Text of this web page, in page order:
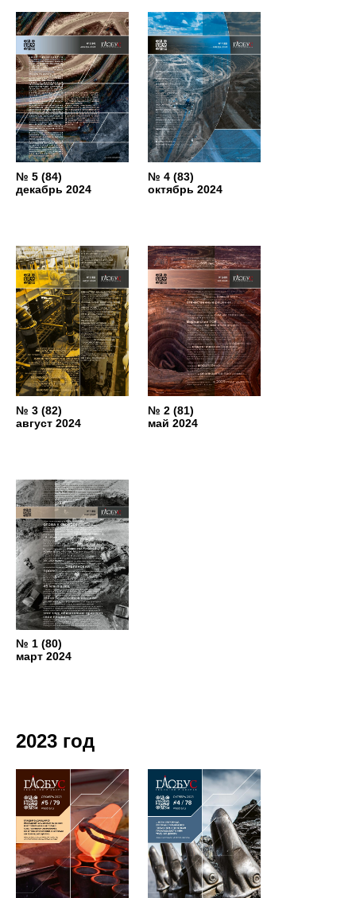
№ 5 (84)
декабрь 2024
№ 4 (83)
октябрь 2024
№ 3 (82)
август 2024
№ 2 (81)
май 2024
№ 1 (80)
март 2024
2023 год